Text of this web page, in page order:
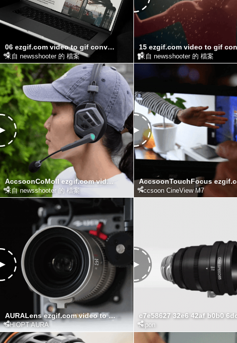
06 ezgif.com video to gif converter
來自 newsshooter 的 檔案 來自 newsshooter 的 檔案
AccsoonCoMoII ezgif.com video to gif converter
來自 newsshooter 的 檔案 Accsoon CineView M7
AURALens ezgif.com video to gif converter (1)
CHIOPT AURA Kipon